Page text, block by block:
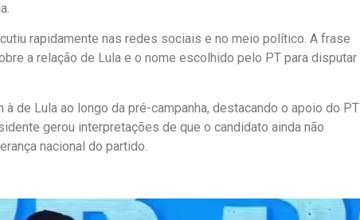
rapidamente nas redes sociais e no meio político. A frase
a relação de Lula e o nome escolhido pelo PT para disputar
de Lula ao longo da pré-campanha, destacando o apoio do PT
gerou interpretações de que o candidato ainda não
nacional do partido.